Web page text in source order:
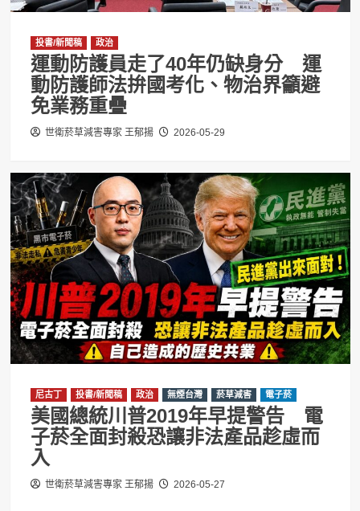
投書/新聞稿 政治
運動防護員走了40年仍缺身分 運
動防護師法拚國考化、物治界籲避
免業務重疊
世衛菸草減害專家 王郁揚 2026-05-29
尼古丁 投書/新聞稿 政治 無煙台灣 菸草減害 電子菸
美國總統川普2019年早提警告 電
子菸全面封殺恐讓非法產品趁虛而
入
世衛菸草減害專家 王郁揚 2026-05-27